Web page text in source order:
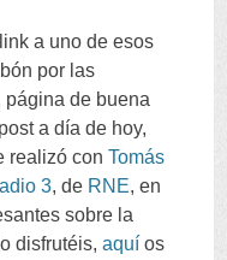
a uno de esos
por las
página de buena
a día de hoy,
realizó con Tomás
3,de RNE,en
sobre la
disfrutéis,aquí os